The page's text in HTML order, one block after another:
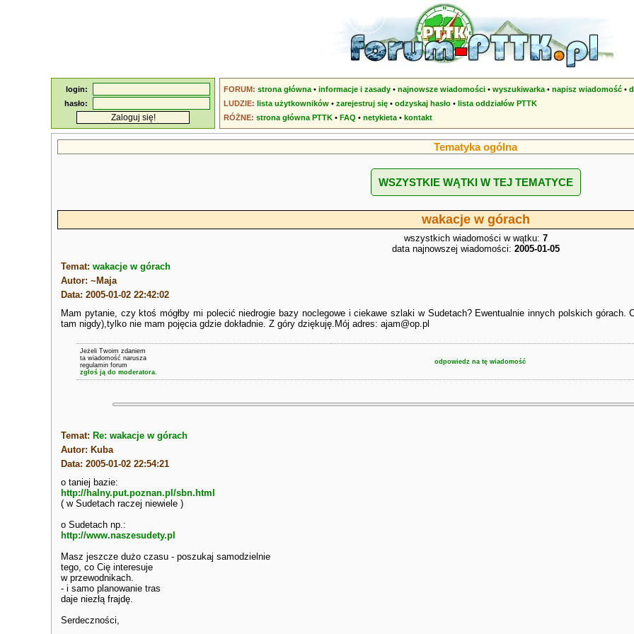
login:
hasło:
FORUM: strona główna • informacje i zasady • najnowsze wiadomości • wyszukiwarka • napisz wiadomość •
LUDZIE: lista użytkowników • zarejestruj się • odzyskaj hasło • lista oddziałów PTTK
RÓŻNE: strona główna PTTK • FAQ • netykieta • kontakt
Tematyka ogólna
WSZYSTKIE WĄTKI W TEJ TEMATYCE
wakacje w górach
wszystkich wiadomości w wątku: 7
data najnowszej wiadomości: 2005-01-05
Temat: wakacje w górach
Autor: ~Maja
Data: 2005-01-02 22:42:02
Mam pytanie, czy ktoś mógłby mi polecić niedrogie bazy noclegowe i ciekawe szlaki w Sudetach? Ewentualnie innych polskich górach.
tam nigdy),tylko nie mam pojęcia gdzie dokładnie. Z góry dziękuję.Mój adres: ajam@op.pl
Jeżeli Twoim zdaniem
ta wiadomość narusza
regulamin forum
zgłoś ją do moderatora.
odpowiedz na tę wiadomość
Temat: Re: wakacje w górach
Autor: Kuba
Data: 2005-01-02 22:54:21
o taniej bazie:
http://halny.put.poznan.pl/sbn.html
( w Sudetach raczej niewiele )
o Sudetach np.:
http://www.naszesudety.pl
Masz jeszcze dużo czasu - poszukaj samodzielnie
tego, co Cię interesuje
w przewodnikach.
- i samo planowanie tras
daje niezłą frajdę.
Serdeczności,